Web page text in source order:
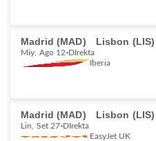
Madrid (MAD) Lisbon (LIS)
Miy, Ago 12 DIrekta
Iberia
Madrid (MAD) Lisbon (LIS)
Lin, Set 27 DIrekta
EasyJet UK